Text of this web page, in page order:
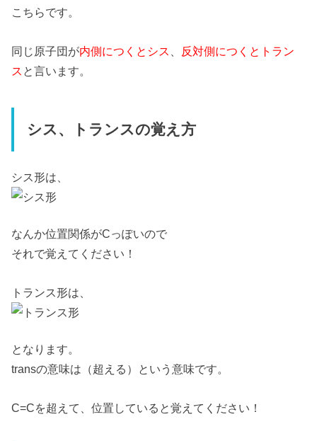
こちらです。
同じ原子団が内側につくとシス
反対側につくとトラン
ス と言います。
シス、トランスの覚え方
シス形は、
なんか位置関係がCっぽいので
それで覚えてください！
トランス形は、
となります。
transの意味は（超える）という意味です。
C=Cを超えて、位置していると覚えてください！